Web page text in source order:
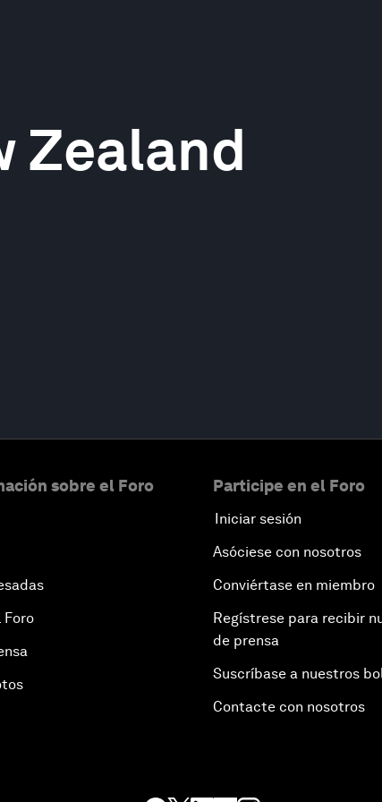
Zealand
sobre el Foro
Foro
Participe en el Foro
Iniciar sesión
Asóciese con nosotros
Conviértase en miembro
Regístrese para recibir
de prensa
Suscríbase a nuestros
Contacte con nosotros